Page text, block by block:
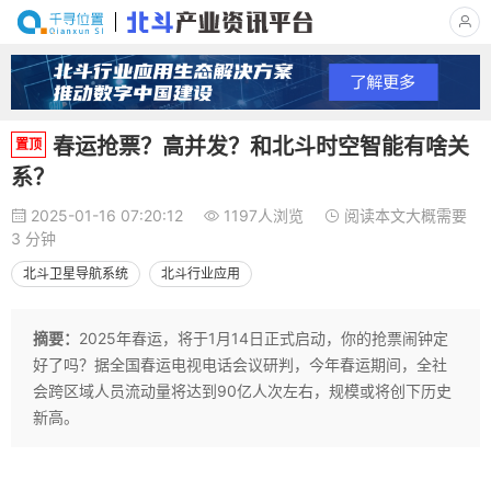
置顶
春运抢票？高并发？和北斗时空智能有啥关
系？
2025-01-16 07:20:12 1197人浏览
阅读本文大概需要
3 分钟
北斗卫星导航系统 北斗行业应用
摘要： 2025年春运，将于1月14日正式启动，你的抢票闹钟定
好了吗？据全国春运电视电话会议研判，今年春运期间，全社
会跨区域人员流动量将达到90亿人次左右，规模或将创下历史
新高。